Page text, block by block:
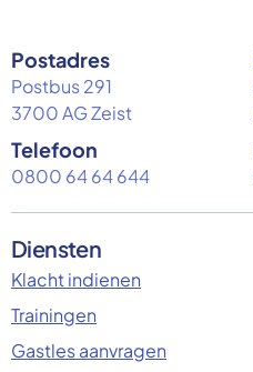
Postadres
Postbus 291
3700 AG Zeist
Telefoon
0800 64 64 644
Diensten
Klacht indienen
Trainingen
Gastles aanvragen